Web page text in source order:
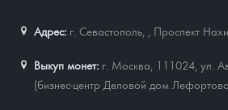
Адрес: г. Севастополь, Проспект
Выкуп монет: г. Москва, 111024, ул.
(бизнес-центр Деловой дом